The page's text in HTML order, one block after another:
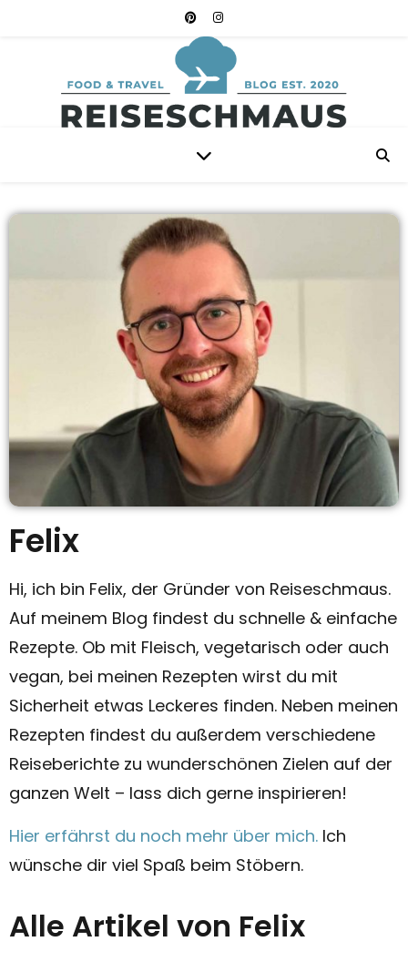
Felix
Hi, ich bin Felix, der Gründer von Reiseschmaus.
Auf meinem Blog findest du schnelle & einfache
Rezepte. Ob mit Fleisch, vegetarisch oder auch
vegan, bei meinen Rezepten wirst du mit
Sicherheit etwas Leckeres finden. Neben meinen
Rezepten findest du außerdem verschiedene
Reiseberichte zu wunderschönen Zielen auf der
ganzen Welt – lass dich gerne inspirieren!
Hier erfährst du noch mehr über mich. Ich
wünsche dir viel Spaß beim Stöbern.
Alle Artikel von Felix